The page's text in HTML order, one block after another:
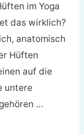
im Yoga
das wirklich?
anatomisch
Hüften
auf die
untere
…